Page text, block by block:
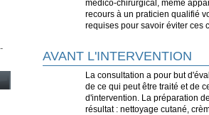
médico-chirurgical, même
recours à un praticien qualifié
requises pour savoir éviter ces
AVANT L'INTERVENTION
La consultation a pour but
de ce qui peut être traité et de
d'intervention. La préparation
résultat : nettoyage cutané,